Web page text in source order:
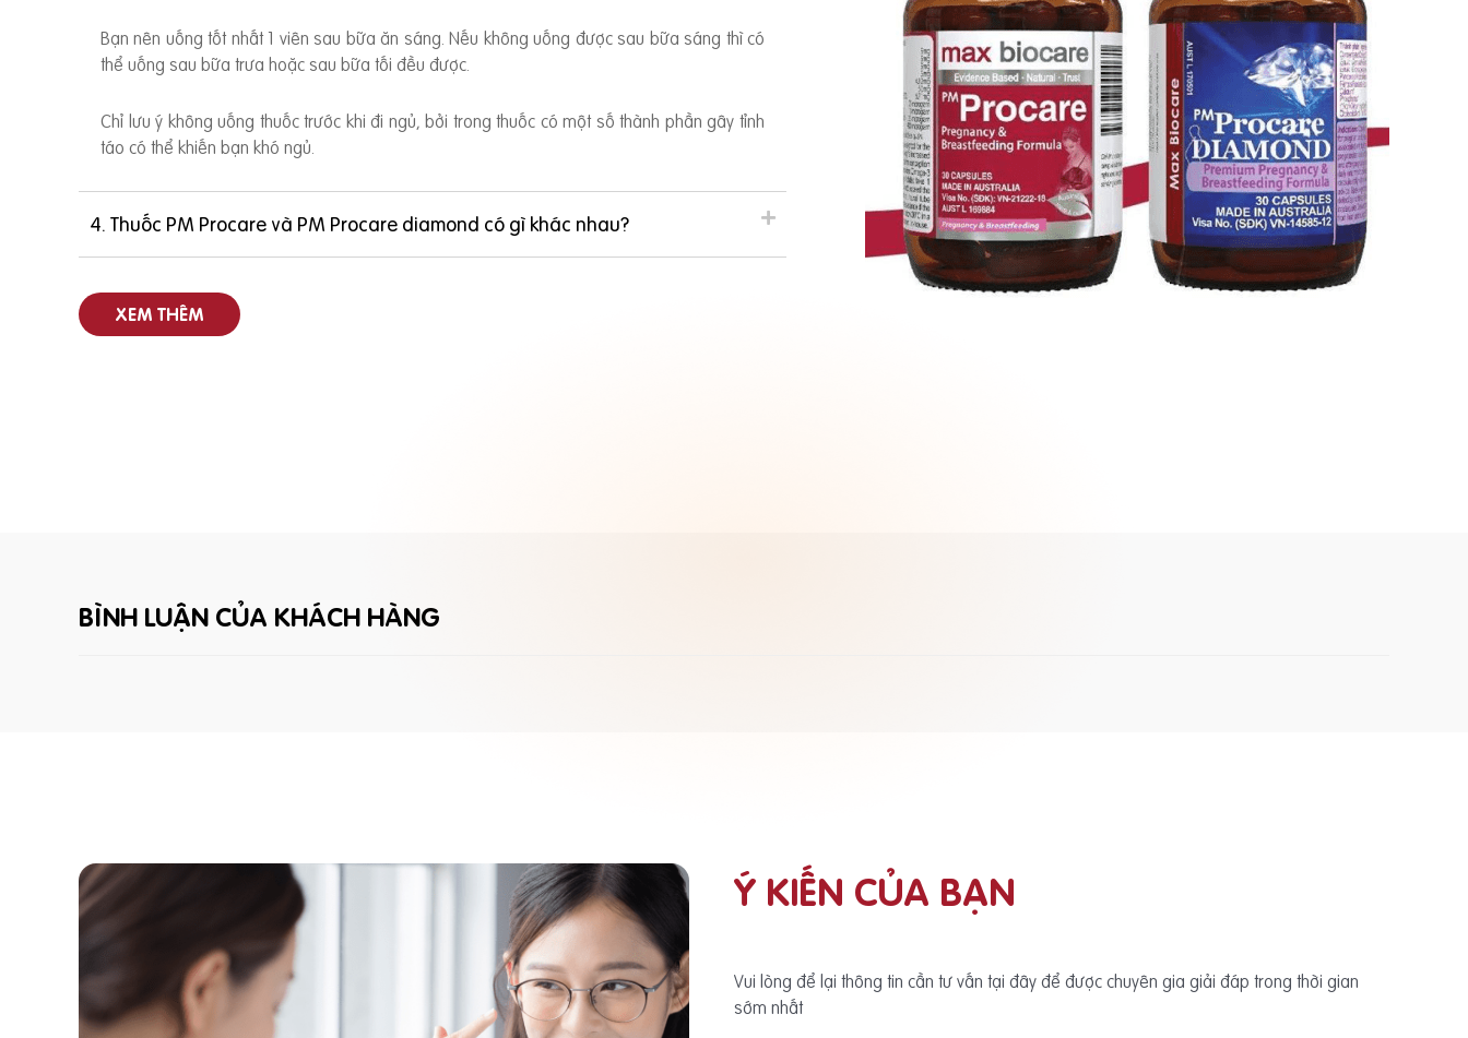
Bạn nên uống tốt nhất 1 viên sau bữa ăn sáng. Nếu không uống được sau bữa sáng thì có
thể uống sau bữa trưa hoặc sau bữa tối đều được.
Chỉ lưu ý không uống thuốc trước khi đi ngủ, bởi trong thuốc có một số thành phần gây tỉnh
táo có thể khiến bạn khó ngủ.
4. Thuốc PM Procare và PM Procare diamond có gì khác nhau?
XEM THÊM
BÌNH LUẬN CỦA KHÁCH HÀNG
Ý KIẾN CỦA BẠN
Vui lòng để lại thông tin cần tư vấn tại đây để được chuyên gia giải đáp trong thời gian
sớm nhất